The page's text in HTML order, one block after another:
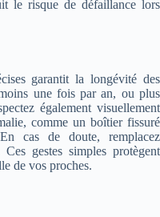
le risque de défaillance lors
garantit la longévité des
une fois par an, ou plus
également visuellement
comme un boîtier fissuré
cas de doute, remplacez
gestes simples protègent
de vos proches.